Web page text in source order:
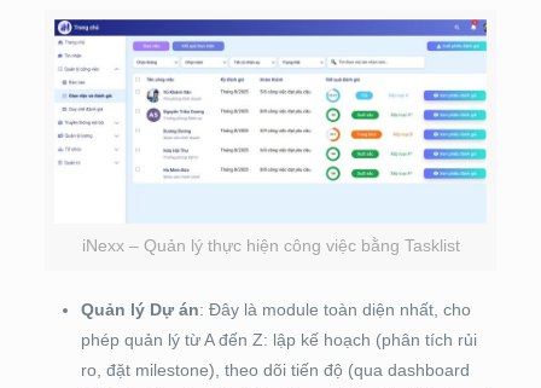
iNexx – Quản lý thực hiện công việc bằng Tasklist
Quản lý Dự án: Đây là module toàn diện nhất, cho
phép quản lý từ A đến Z: lập kế hoạch (phân tích rủi
ro, đặt milestone), theo dõi tiến độ (qua dashboard